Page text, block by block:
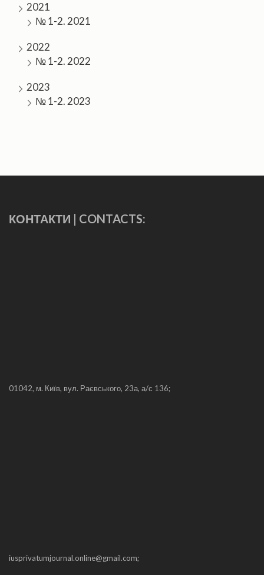
2021
№ 1-2. 2021
2022
№ 1-2. 2022
2023
№ 1-2. 2023
КОНТАКТИ | CONTACTS:
01042, м. Київ, вул. Раєвського, 23а, а/с 136;
iusprivatumjournal.online@gmail.com;